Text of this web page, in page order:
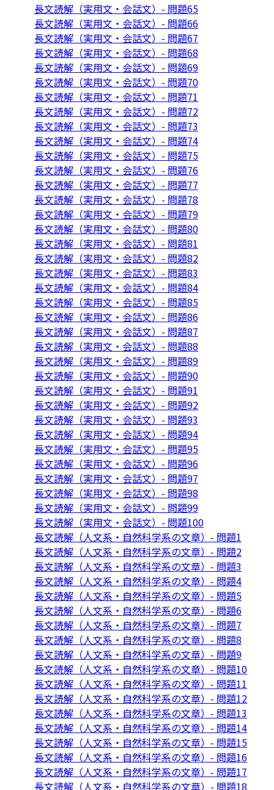
長文読解（実用文・会話文）- 問題65
長文読解（実用文・会話文）- 問題66
長文読解（実用文・会話文）- 問題67
長文読解（実用文・会話文）- 問題68
長文読解（実用文・会話文）- 問題69
長文読解（実用文・会話文）- 問題70
長文読解（実用文・会話文）- 問題71
長文読解（実用文・会話文）- 問題72
長文読解（実用文・会話文）- 問題73
長文読解（実用文・会話文）- 問題74
長文読解（実用文・会話文）- 問題75
長文読解（実用文・会話文）- 問題76
長文読解（実用文・会話文）- 問題77
長文読解（実用文・会話文）- 問題78
長文読解（実用文・会話文）- 問題79
長文読解（実用文・会話文）- 問題80
長文読解（実用文・会話文）- 問題81
長文読解（実用文・会話文）- 問題82
長文読解（実用文・会話文）- 問題83
長文読解（実用文・会話文）- 問題84
長文読解（実用文・会話文）- 問題85
長文読解（実用文・会話文）- 問題86
長文読解（実用文・会話文）- 問題87
長文読解（実用文・会話文）- 問題88
長文読解（実用文・会話文）- 問題89
長文読解（実用文・会話文）- 問題90
長文読解（実用文・会話文）- 問題91
長文読解（実用文・会話文）- 問題92
長文読解（実用文・会話文）- 問題93
長文読解（実用文・会話文）- 問題94
長文読解（実用文・会話文）- 問題95
長文読解（実用文・会話文）- 問題96
長文読解（実用文・会話文）- 問題97
長文読解（実用文・会話文）- 問題98
長文読解（実用文・会話文）- 問題99
長文読解（実用文・会話文）- 問題100
長文読解（人文系・自然科学系の文章）- 問題1
長文読解（人文系・自然科学系の文章）- 問題2
長文読解（人文系・自然科学系の文章）- 問題3
長文読解（人文系・自然科学系の文章）- 問題4
長文読解（人文系・自然科学系の文章）- 問題5
長文読解（人文系・自然科学系の文章）- 問題6
長文読解（人文系・自然科学系の文章）- 問題7
長文読解（人文系・自然科学系の文章）- 問題8
長文読解（人文系・自然科学系の文章）- 問題9
長文読解（人文系・自然科学系の文章）- 問題10
長文読解（人文系・自然科学系の文章）- 問題11
長文読解（人文系・自然科学系の文章）- 問題12
長文読解（人文系・自然科学系の文章）- 問題13
長文読解（人文系・自然科学系の文章）- 問題14
長文読解（人文系・自然科学系の文章）- 問題15
長文読解（人文系・自然科学系の文章）- 問題16
長文読解（人文系・自然科学系の文章）- 問題17
長文読解（人文系・自然科学系の文章）- 問題18